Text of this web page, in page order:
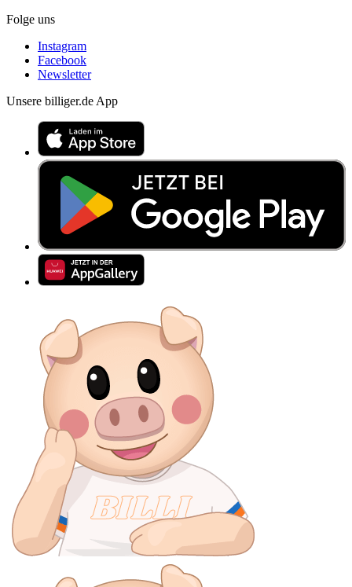
Folge uns
Instagram
Facebook
Newsletter
Unsere billiger.de App